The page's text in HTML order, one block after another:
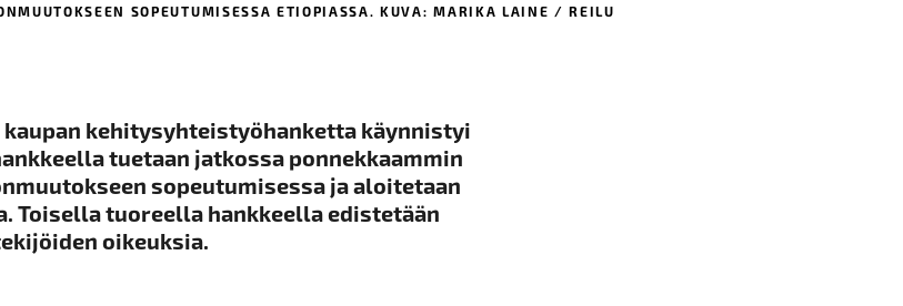
SOPEUTUMISESSA ETIOPIASSA. KUVA: MARIKA LAINE / REILU
kaupan kehitysyhteistyöhanketta käynnistyi
tuetaan jatkossa ponnekkaammin
sopeutumisessa ja aloitetaan
Toisella tuoreella hankkeella edistetään
oikeuksia.